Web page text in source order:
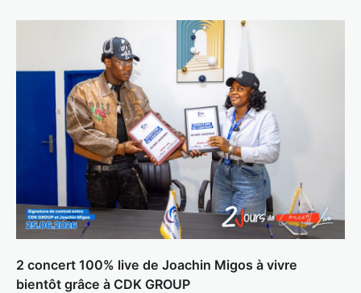
2 concert 100% live de Joachin Migos à vivre
bientôt grâce à CDK GROUP